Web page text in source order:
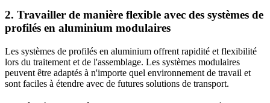
2. Travailler de manière flexible avec des systèmes de
profilés en aluminium modulaires
Les systèmes de profilés en aluminium offrent rapidité et flexibilité
lors du traitement et de l'assemblage. Les systèmes modulaires
peuvent être adaptés à n'importe quel environnement de travail et
sont faciles à étendre avec de futures solutions de transport.